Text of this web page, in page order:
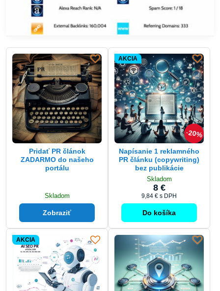
Pridať PR článok
portálu
Zobraziť
20%
Napísanie 1 reklamného
bez publikácie
Skladom
8 €
9,84 €s DPH
Do košíka
AKCIA